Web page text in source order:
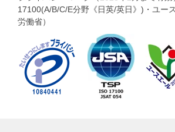
17100(A/B/C/E分野《日英/英日》)・ユー
労働省）